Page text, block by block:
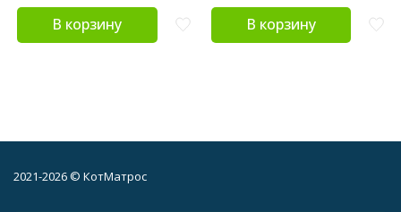
В корзину В корзину
2021-2026 © КотМатрос